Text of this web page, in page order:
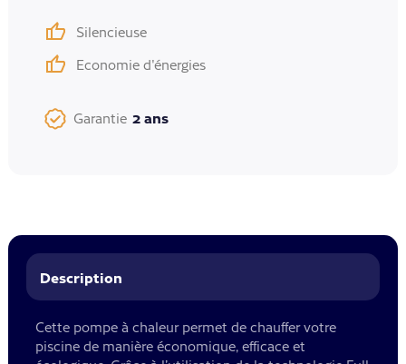
Silencieuse
Economie d'énergies
Garantie 2 ans
Description
Cette pompe à chaleur permet de chauffer votre
piscine de manière économique, efficace et